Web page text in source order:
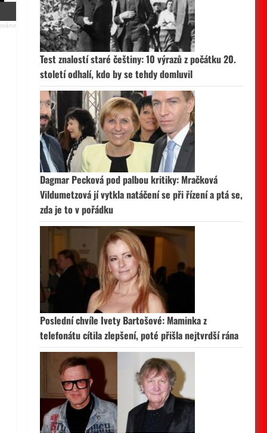
Test znalostí staré češtiny: 10 výrazů z počátku 20.
století odhalí, kdo by se tehdy domluvil
Dagmar Pecková pod palbou kritiky: Mračková
Vildumetzová jí vytkla natáčení se při řízení a ptá se,
zda je to v pořádku
Poslední chvíle Ivety Bartošové: Maminka z
telefonátu cítila zlepšení, poté přišla nejtvrdší rána